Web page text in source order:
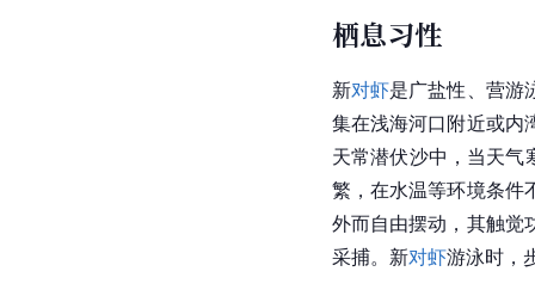
栖息习性
新对虾是广盐性、营游
集在浅海河口附近或内
天常潜伏沙中，当天气
繁，在水温等环境条件
外而自由摆动，其触觉
采捕。新对虾游泳时，